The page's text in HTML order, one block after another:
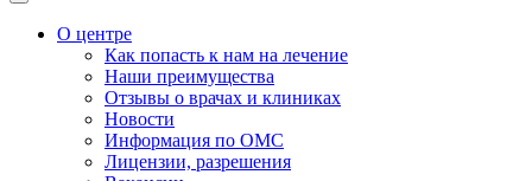
О центре
Как попасть к нам на лечение
Наши преимущества
Отзывы о врачах и клиниках
Новости
Информация по ОМС
Лицензии, разрешения